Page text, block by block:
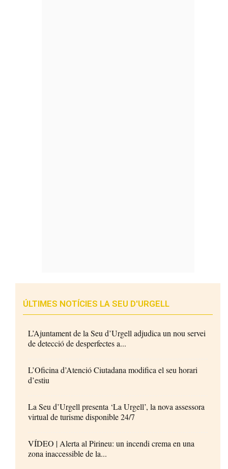
ÚLTIMES NOTÍCIES LA SEU D'URGELL
L’Ajuntament de la Seu d’Urgell adjudica un nou servei
de detecció de desperfectes a...
L’Oficina d’Atenció Ciutadana modifica el seu horari
d’estiu
La Seu d’Urgell presenta ‘La Urgell’, la nova assessora
virtual de turisme disponible 24/7
VÍDEO | Alerta al Pirineu: un incendi crema en una
zona inaccessible de la...